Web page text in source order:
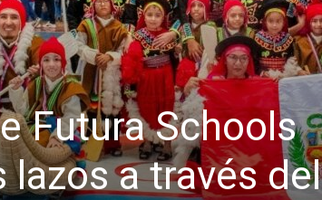
Futura Schools
a través del